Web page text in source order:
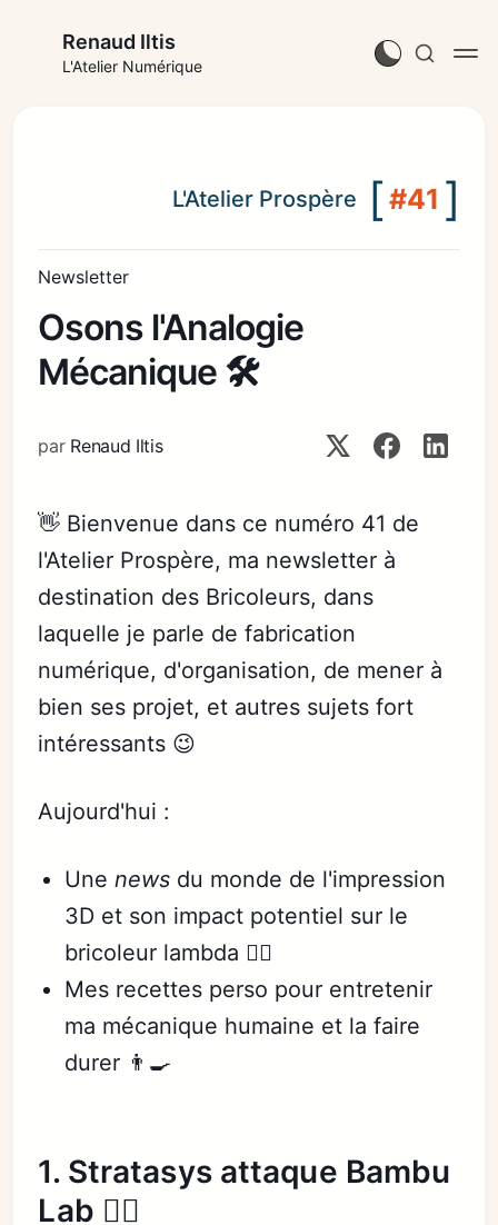
Renaud Iltis
L'Atelier Numérique
L'Atelier Prospère [#41 ]
Newsletter
Osons l'Analogie
Mécanique 🛠️
par Renaud Iltis
👋 Bienvenue dans ce numéro 41 de
l'Atelier Prospère, ma newsletter à
destination des Bricoleurs, dans
laquelle je parle de fabrication
numérique, d'organisation, de mener à
bien ses projet, et autres sujets fort
intéressants 😉
Aujourd'hui :
Unenews du monde de l'impression
3D et son impact potentiel sur le
bricoleur lambda 👨‍⚖️
Mes recettes perso pour entretenir
ma mécanique humaine et la faire
durer 👨‍🍳
1. Stratasys attaque Bambu
Lab 👨‍⚖️